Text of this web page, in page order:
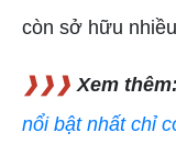
còn sở hữu
❱❱❱ Xem thêm:
nổi bật nhất chỉ